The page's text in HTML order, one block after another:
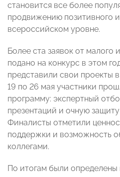
становится все более
продвижению позитивного
всероссийском уровне.
Более ста заявок от малого
подано на конкурс в этом
представили свои проекты
19 по 26 мая участники
программу: экспертный
презентаций и очную
Финалисты отметили
поддержки и возможность
коллегами.
По итогам были определены